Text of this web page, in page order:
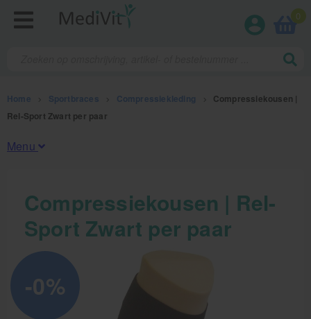
0
Home Sportbraces Compressiekleding
Compressiekousen |
Rel-Sport Zwart per paar
Menu
Fysiotherapieproducten
Verbruiksmaterialen
Massage
Massagetafels
Sportbraces
Compressiekousen | Rel-
Sport Zwart per paar
-0%